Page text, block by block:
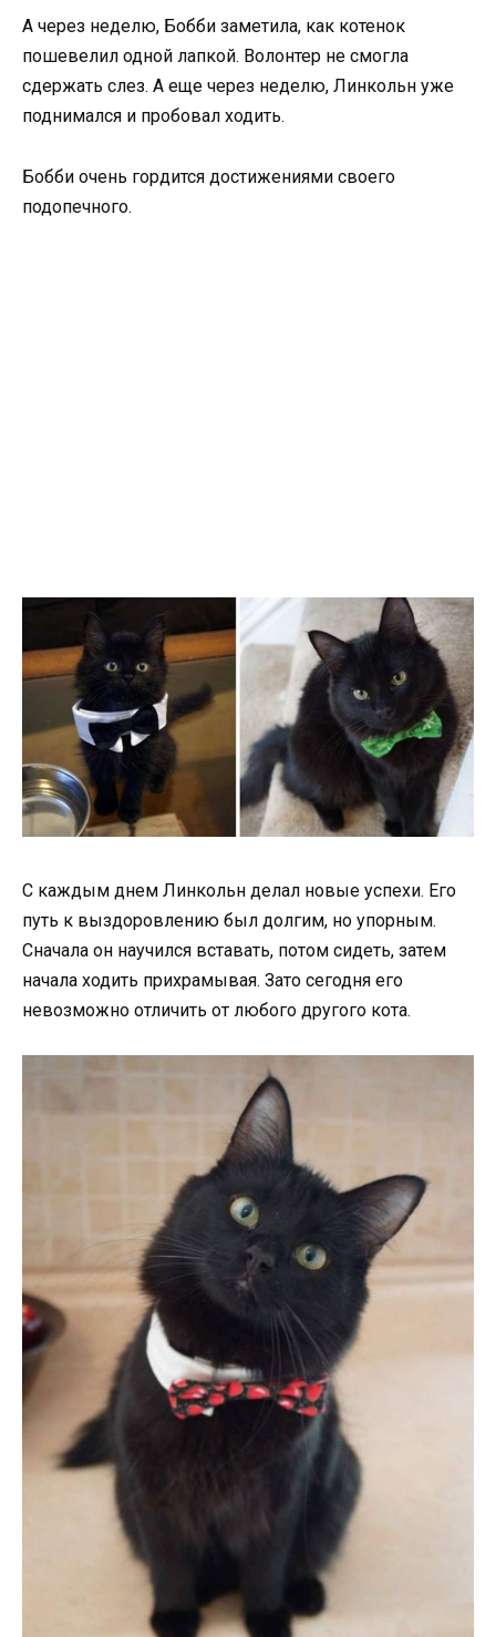
А через неделю, Бобби заметила, как котенок
пошевелил одной лапкой. Волонтер не смогла
сдержать слез. А еще через неделю, Линкольн уже
поднимался и пробовал ходить.
Бобби очень гордится достижениями своего
подопечного.
С каждым днем Линкольн делал новые успехи. Его
путь к выздоровлению был долгим, но упорным.
Сначала он научился вставать, потом сидеть, затем
начала ходить прихрамывая. Зато сегодня его
невозможно отличить от любого другого кота.